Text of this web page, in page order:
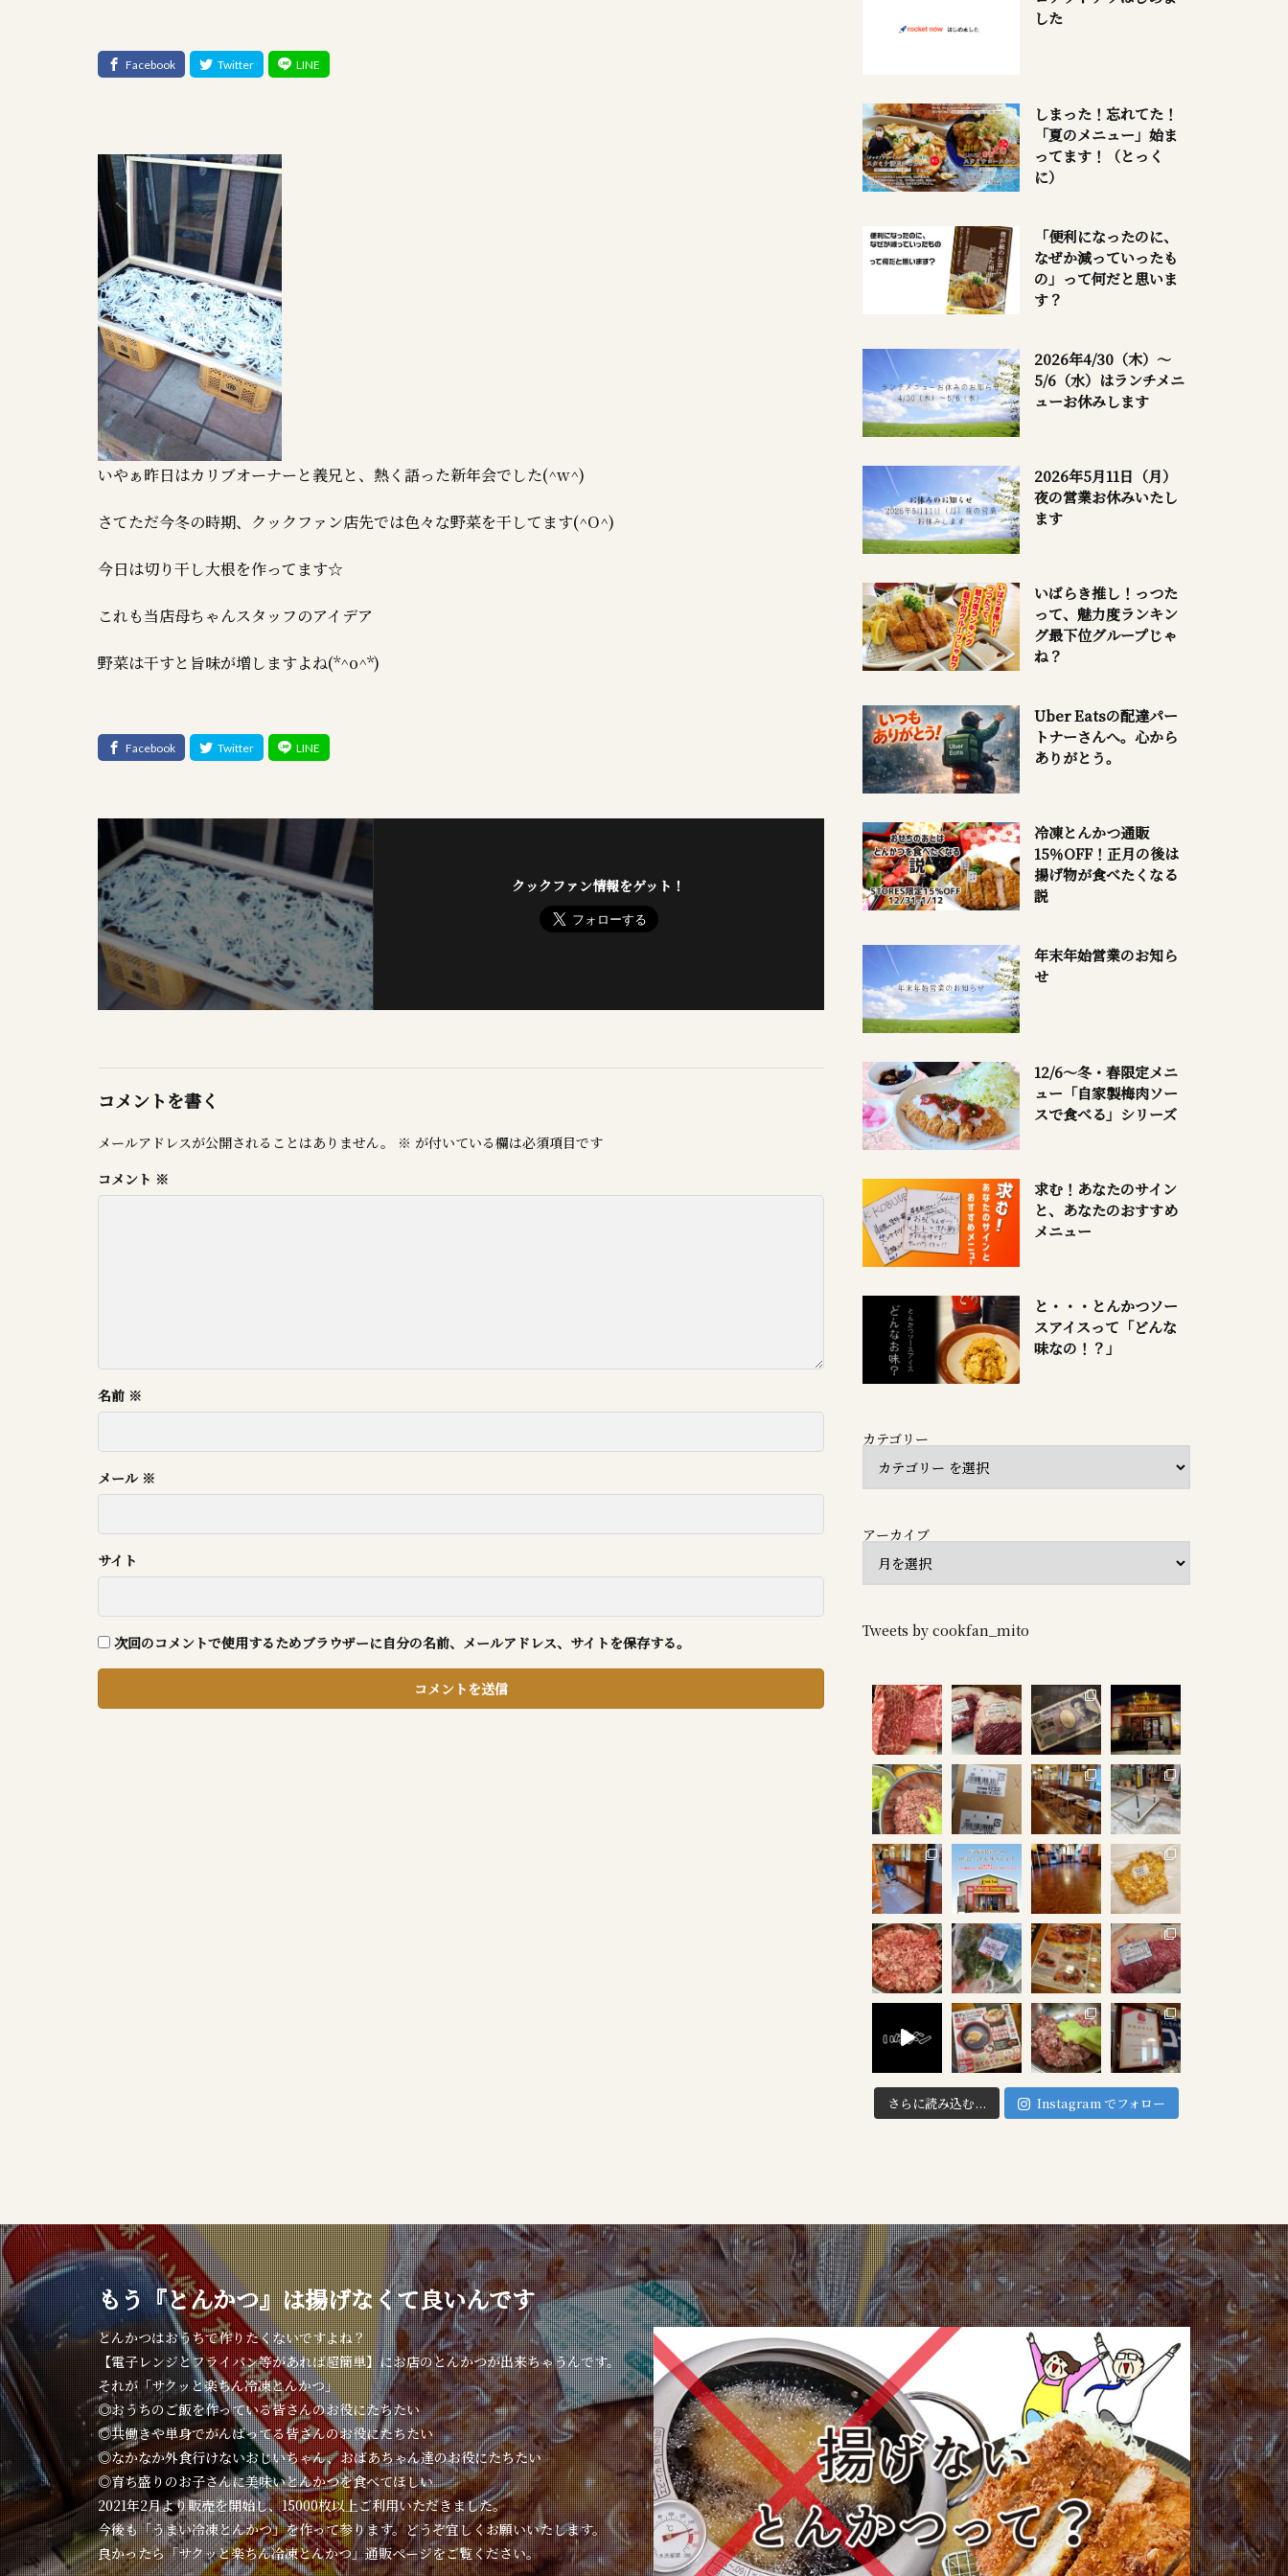
いやぁ昨日はカリブオーナーと義兄と、熱く語った新年会でした(^w^)
さてただ今冬の時期、クックファン店先では色々な野菜を干してます(^O^)
今日は切り干し大根を作ってます☆
これも当店母ちゃんスタッフのアイデア
野菜は干すと旨味が増しますよね(*^o^*)
クックファン情報をゲット！
コメントを書く
メールアドレスが公開されることはありません。 ※ が付いている欄は必須項目です
コメント ※
名前 ※
メール ※
サイト
次回のコメントで使用するためブラウザーに自分の名前、メールアドレス、サイトを保存する。
した
しまった！忘れてた！
「夏のメニュー」始ま
ってます！（とっく
に）
「便利になったのに、
なぜか減っていったも
の」って何だと思いま
す？
2026年4/30（木）～
5/6（水）はランチメニ
ューお休みします
2026年5月11日（月）
夜の営業お休みいたし
ます
いばらき推し！っつた
って、魅力度ランキン
グ最下位グループじゃ
ね？
Uber Eatsの配達パー
トナーさんへ。心から
ありがとう。
冷凍とんかつ通販
15％OFF！正月の後は
揚げ物が食べたくなる
説
年末年始営業のお知ら
せ
12/6～冬・春限定メニ
ュー「自家製梅肉ソー
スで食べる」シリーズ
求む！あなたのサイン
と、あなたのおすすめ
メニュー
と・・・とんかつソー
スアイスって「どんな
味なの！？」
カテゴリー
アーカイブ
Tweets by cookfan_mito
さらに読み込む... Instagram でフォロー
もう『とんかつ』は揚げなくて良いんです
とんかつはおうちで作りたくないですよね？
【電子レンジとフライパン等があれば超簡単】にお店のとんかつが出来ちゃうんです。
それが「サクッと楽ちん冷凍とんかつ」
◎おうちのご飯を作っている皆さんのお役にたちたい
◎共働きや単身でがんばってる皆さんのお役にたちたい
◎なかなか外食行けないおじいちゃん、おばあちゃん達のお役にたちたい
◎育ち盛りのお子さんに美味いとんかつを食べてほしい
2021年2月より販売を開始し、15000枚以上ご利用いただきました。
今後も「うまい冷凍とんかつ」を作って参ります。どうぞ宜しくお願いいたします。
良かったら「サクッと楽ちん冷凍とんかつ」通販ページをご覧ください。